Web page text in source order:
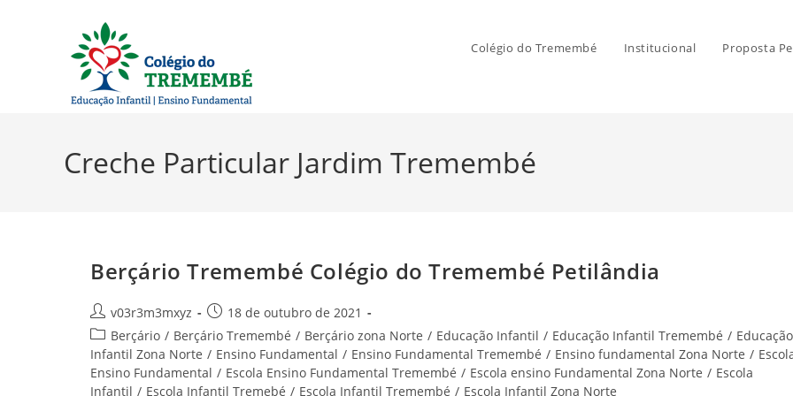
Colégio do Tremembé Institucional Proposta
Creche Particular Jardim Tremembé
Berçário Tremembé Colégio do Tremembé Petilândia
Autor
do
post:
v03r3m3mxyz
Post
publicado:
18 de outubro de 2021
Categoria
do
post:
Berçário / Berçário Tremembé / Berçário zona Norte / Educação Infantil / Educação Infantil Tremembé / Educação
Infantil Zona Norte / Ensino Fundamental / Ensino Fundamental Tremembé / Ensino fundamental Zona Norte /
Ensino Fundamental / Escola Ensino Fundamental Tremembé / Escola ensino Fundamental Zona Norte / Escola
Infantil / Escola Infantil Tremebé / Escola Infantil Tremembé / Escola Infantil Zona Norte